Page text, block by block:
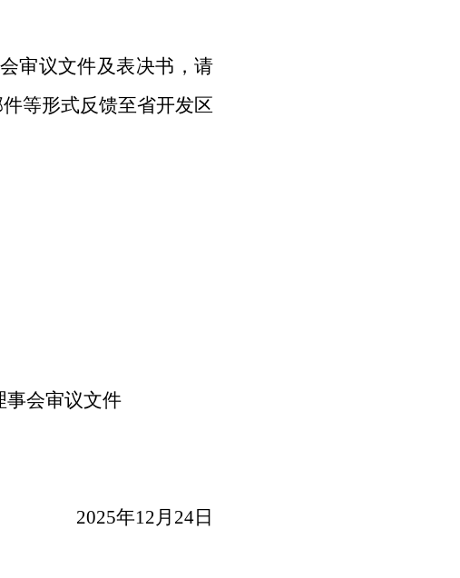
审议文件及表决书，请
等形式反馈至省开发区
事会审议文件
2025年12月 24日